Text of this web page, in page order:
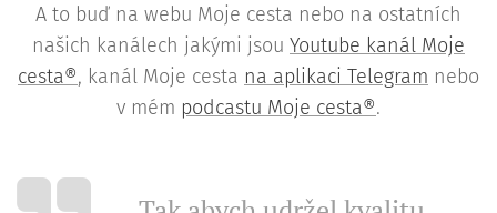
A to buď na webu Moje cesta nebo na ostatních
našich kanálech jakými jsou Youtube kanál Moje
cesta®, kanál Moje cesta na aplikaci Telegram nebo
v mém podcastu Moje cesta®.